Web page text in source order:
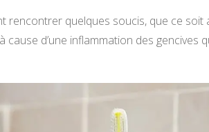
rencontrer quelques soucis, que ce soit
d’une inflammation des gencives